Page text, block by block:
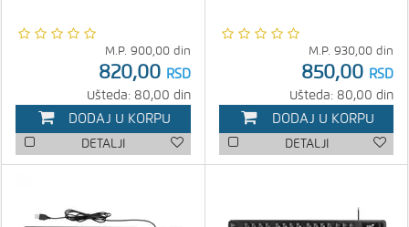
M.P. 900,00 din
820,00 RSD
Ušteda: 80,00 din
DODAJ U KORPU
DETALJI
M.P. 930,00 din
850,00 RSD
Ušteda: 80,00 din
DODAJ U KORPU
DETALJI